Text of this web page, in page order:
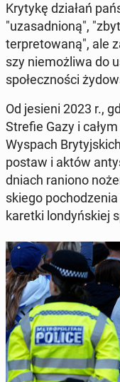
Krytykę działań
"uza­sad­nio­ną",
ter­pre­to­wa­ną", ale
szy nie­moż­li­wa do
spo­łecz­no­ści
Od jesieni 2023 r.,
Strefie Gazy i
Wyspach
postaw i aktów
dniach raniono
skie­go
karetki lon­dyń­skiej